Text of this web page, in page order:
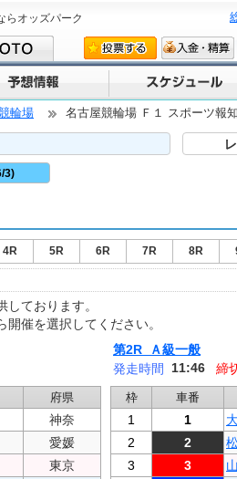
らオッズパーク
輪場 名古屋競輪場 Ｆ１ スポーツ報
3)
4R 5R 6R 7R 8R
ております。
催を選択してください。
府県
神奈
愛媛
東京
第2R Ａ級一般
発走時間
11:46 締
枠 車番
1 1
2
2
3
3